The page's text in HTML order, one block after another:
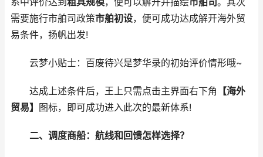
需要施行市舶司政策市舶初设，便可成功达成解开海外贸
易条件，扬帆出发!
云梦小贴士：百废待兴是梦华录的初始评价情形哦~
达成上述条件后，王上只需点击主界面右下角
【海外
贸易】
图标，即可成功进入此次的最新体系!
二、调度商船：航线和回馈怎样选择？